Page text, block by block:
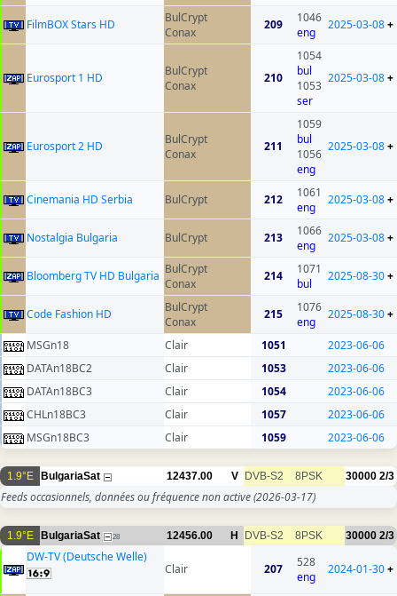
FilmBOX Stars HD
BulCrypt
Conax
209
1046
eng
2025-03-08+
Eurosport 1 HD
BulCrypt
Conax
210
1054
bul
1053
ser
2025-03-08+
Eurosport 2 HD
BulCrypt
Conax
211
1059
bul
1056
eng
2025-03-08+
Cinemania HD Serbia BulCrypt 212
1061
eng
2025-03-08+
Nostalgia Bulgaria BulCrypt 213
1066
eng
2025-03-08+
Bloomberg TV HD Bulgaria BulCrypt
Conax
214
1071
bul
2025-08-30+
Code Fashion HD
BulCrypt
Conax
215
1076
eng
2025-08-30+
MSGn18 Clair 1051
2023-06-06
DATAn18BC2
Clair 1053
2023-06-06
DATAn18BC3
Clair 1054
2023-06-06
CHLn18BC3
Clair 1057
2023-06-06
MSGn18BC3
Clair 1059 2023-06-06
1.9°E BulgariaSat 12437.00 V DVB-S2 8PSK 30000 2/3
Feeds occasionnels, données ou fréquence non active(2026-03-17)
1.9°E BulgariaSat 28 12456.00 H DVB-S2 8PSK 30000 2/3
DW-TV (Deutsche Welle)
Clair
207
528
eng
2024-01-30+